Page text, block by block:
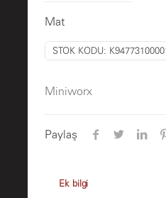
Mat
STOK KODU:
Miniworx
Paylaş
Ek bilgi